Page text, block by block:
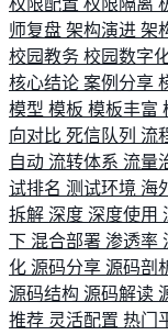
师复盘 架构演进 架
校园教务 校园数字
核心结论 案例分享
模型 模板 模板丰富
向对比 死信队列 流
自动 流转体系 流量
试排名 测试环境 海
拆解 深度 深度使用
下 混合部署 渗透率
化 源码分享 源码剖
源码结构 源码解读
推荐 灵活配置 热门